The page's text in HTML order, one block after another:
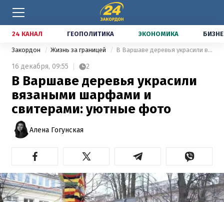
24 КАНАЛ ГЕОПОЛИТИКА ЭКОНОМИКА
Закордон Жизнь за границей В Варшаве деревья украсили вязаными шарфами и свитерами: уютные фото
16 декабря, 09:55 2
В Варшаве деревья украсили
вязаными шарфами и
свитерами: уютные фото
Алена Гогунская